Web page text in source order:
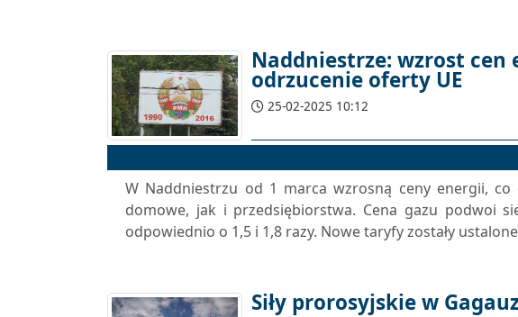
Naddniestrze: wzrost cen
odrzucenie oferty UE
25-02-2025 10:12
W Naddniestrzu od 1 marca wzrosną ceny energii,
domowe, jak i przedsiębiorstwa. Cena gazu podwoi
odpowiednio o 1,5 i 1,8 razy. Nowe taryfy zostały
Siły prorosyjskie w